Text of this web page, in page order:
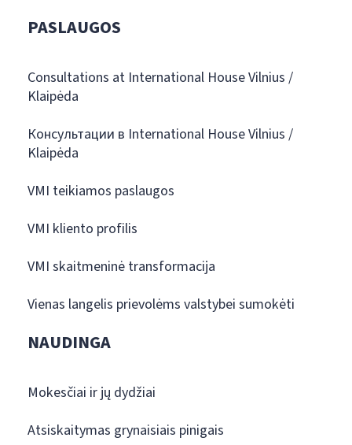
PASLAUGOS
Consultations at International House Vilnius /
Klaipėda
Консультации в International House Vilnius /
Klaipėda
VMI teikiamos paslaugos
VMI kliento profilis
VMI skaitmeninė transformacija
Vienas langelis prievolėms valstybei sumokėti
NAUDINGA
Mokesčiai ir jų dydžiai
Atsiskaitymas grynaisiais pinigais